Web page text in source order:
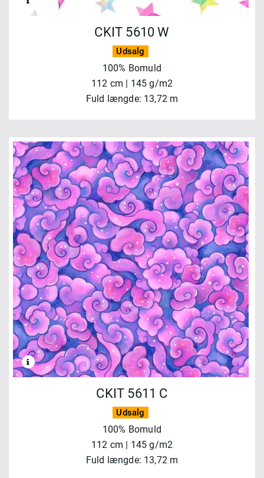
CKIT 5610 W
Udsalg
100% Bomuld
112 cm | 145 g/m2
Fuld længde: 13,72 m
CKIT 5611 C
Udsalg
100% Bomuld
112 cm | 145 g/m2
Fuld længde: 13,72 m